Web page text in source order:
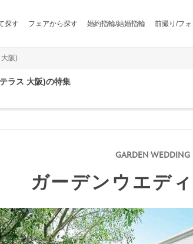
探す フェアから探す 婚約指輪/結婚指輪 前撮り/フ
阪)
ラス 大阪)の特集
ガーデンウエデ